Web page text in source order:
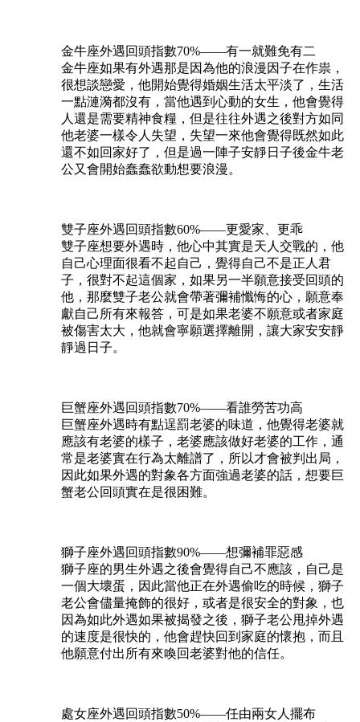
金牛座外遇回頭指數70%——有一就難免有二
金牛座如果有外遇那是因為他的浪漫因子在作祟，
很想談戀愛，他開始覺得婚姻生活太平淡了，生活
一點漣漪都沒有，當他遇到心動的女生，他會覺得
人還是需要精神食糧，但是往往外遇之後對方如同
他老婆一樣令人失望，失望一來他會覺得既然如此
還不如回家好了，但是過一陣子安靜日子後金牛老
公又會開始蠢蠢欲動想要浪漫。
雙子座外遇回頭指數60%——更愛家、更乖
雙子座想要外遇時，他心中其實是天人交戰的，他
自己心理面很看不起自己，覺得自己不是正人君
子，很對不起這個家，如果另一半願意接受回頭的
他，那麼雙子老公就會帶著彌補懺悔的心，願意奉
獻自己所有來報答，可是如果老婆不願意或者家庭
被傷害太大，他就會寧願選擇離開，讓大家安安靜
靜過日子。
巨蟹座外遇回頭指數70%——看誰勞苦功高
巨蟹座外遇時有點逞罰老婆的味道，他覺得老婆就
應該有老婆的樣子，老婆應該做好老婆的工作，通
常是老婆實在行為太離譜了，所以才會被判出局，
因此如果外遇的對象各方面強過老婆的話，想要巨
蟹老公回頭實在是很困難。
獅子座外遇回頭指數90%——想彌補罪惡感
獅子座的男生外遇之後會覺得自己不應該，自己是
一個大壞蛋，因此當他正在外遇偷吃的時候，獅子
老公會儘量掩飾的很好，或者是很安全的對象，也
因為如此外遇如果被揭發之後，獅子老公甩掉外遇
的速度是很快的，他會趕快回到家庭的懷抱，而且
他願意付出所有來喚回老婆對他的信任。
處女座外遇回頭指數50%——任由兩女人擺布